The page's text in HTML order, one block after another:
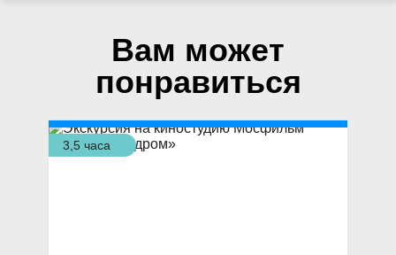
Вам может
понравиться
3,5 часа